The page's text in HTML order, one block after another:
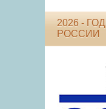
2026 -
РОССИИ